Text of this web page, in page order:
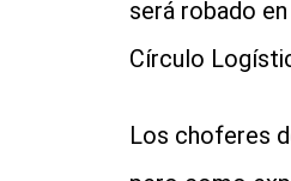
será robado
Círculo
Los choferes